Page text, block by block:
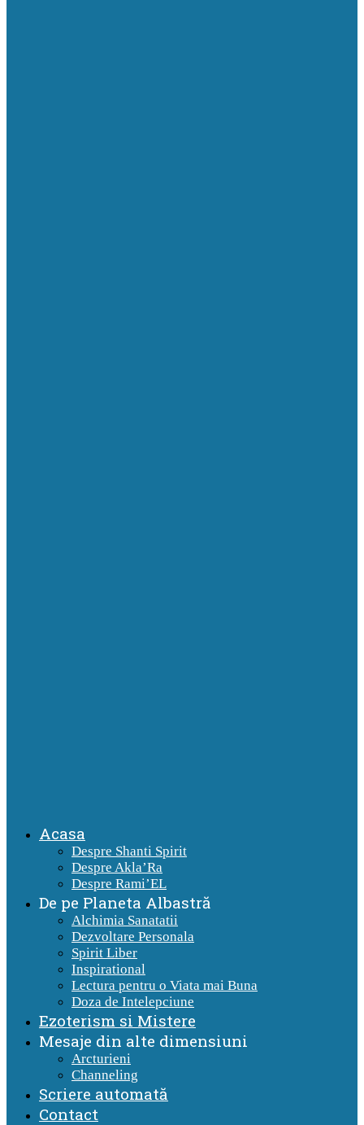
Acasa
Despre Shanti Spirit
Despre Akla’Ra
Despre Rami’EL
De pe Planeta Albastră
Alchimia Sanatatii
Dezvoltare Personala
Spirit Liber
Inspirational
Lectura pentru o Viata mai Buna
Doza de Intelepciune
Ezoterism si Mistere
Mesaje din alte dimensiuni
Arcturieni
Channeling
Scriere automată
Contact